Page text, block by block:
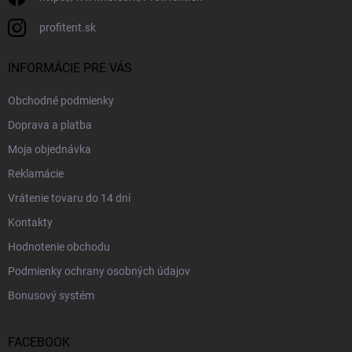
profitent.sk
INFORMÁCIE PRE VÁS
Obchodné podmienky
Doprava a platba
Moja objednávka
Reklamácie
Vrátenie tovaru do 14 dní
Kontakty
Hodnotenie obchodu
Podmienky ochrany osobných údajov
Bonusový systém
FACEBOOK